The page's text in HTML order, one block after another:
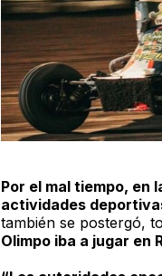
Por el mal tiempo, en
actividades
también se postergó,
Olimpo iba a jugar en